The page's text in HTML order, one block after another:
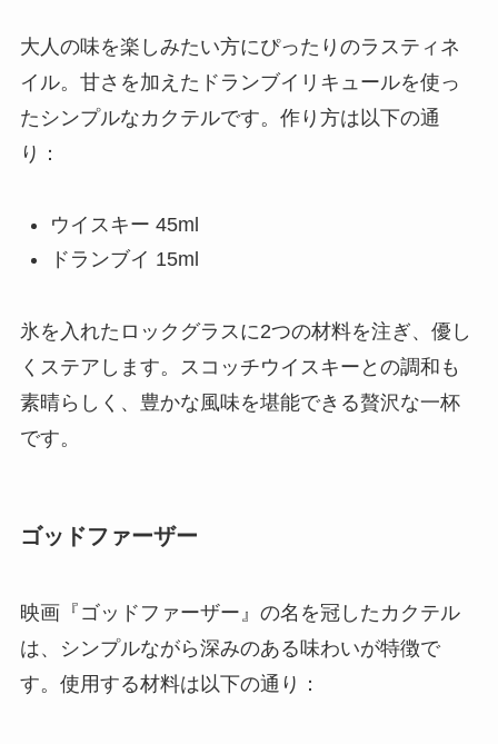
大人の味を楽しみたい方にぴったりのラスティネ
イル。甘さを加えたドランブイリキュールを使っ
たシンプルなカクテルです。作り方は以下の通
り：
ウイスキー 45ml
ドランブイ 15ml
氷を入れたロックグラスに2つの材料を注ぎ、優し
くステアします。スコッチウイスキーとの調和も
素晴らしく、豊かな風味を堪能できる贅沢な一杯
です。
ゴッドファーザー
映画『ゴッドファーザー』の名を冠したカクテル
は、シンプルながら深みのある味わいが特徴で
す。使用する材料は以下の通り：